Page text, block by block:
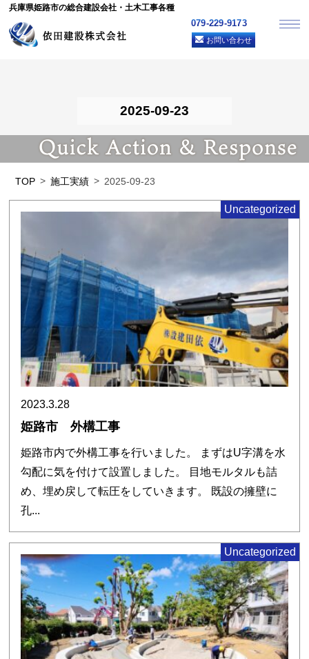
兵庫県姫路市の総合建設会社・土木工事各種
079-229-9173
お問い合わせ
2025-09-23
TOP 施工実績 2025-09-23
Uncategorized
2023.3.28
姫路市 外構工事
姫路市内で外構工事を行いました。 まずはU字溝を水
勾配に気を付けて設置しました。 目地モルタルも詰
め、埋め戻して転圧をしていきます。 既設の擁壁に
孔...
Uncategorized